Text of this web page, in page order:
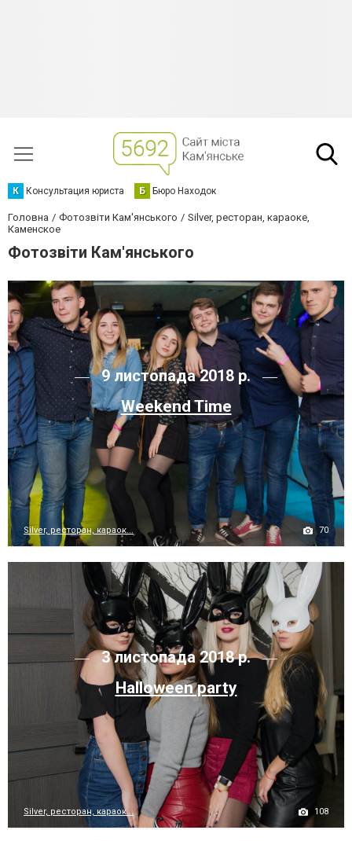
К Консультация юриста Б Бюро Находок
Головна Фотозвіти Кам'янського
Silver, ресторан, караоке,
Каменское
Фотозвіти Кам'янського
9 листопада 2018 р.
Weekend Time
Silver, ресторан, караок... 70
3 листопада 2018 р.
Halloween party
Silver, ресторан, караок... 108